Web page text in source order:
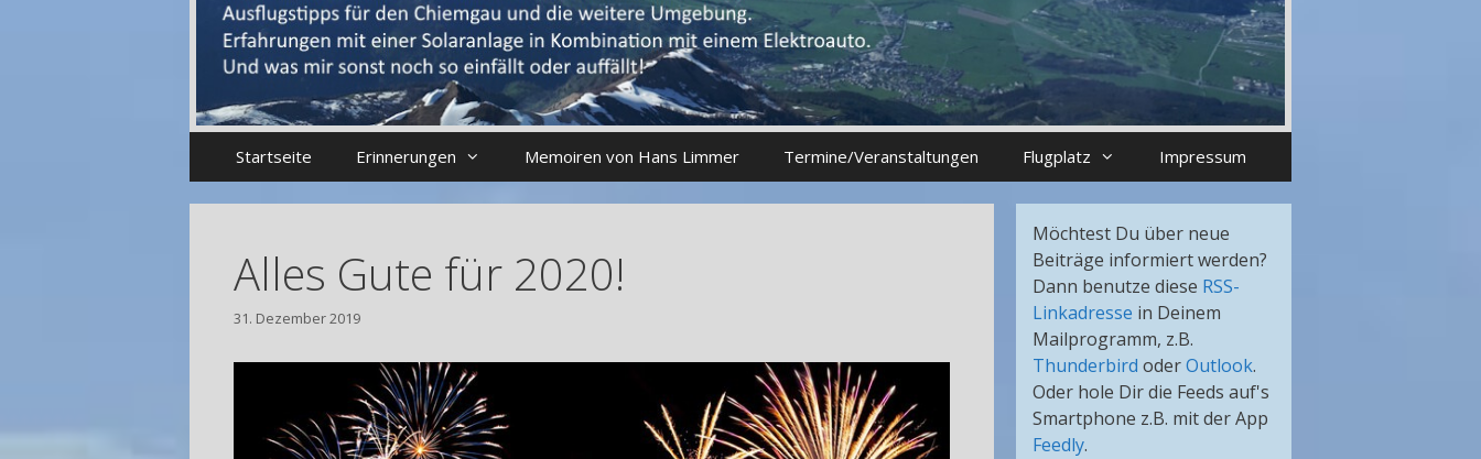
Startseite Erinnerungen Memoiren von Hans Limmer Termine/Veranstaltungen Flugplatz Impressum
Alles Gute für 2020!
31. Dezember 2019
Möchtest Du über neue
Beiträge informiert werden?
Dann benutze diese RSS-
Linkadresse in Deinem
Mailprogramm, z.B.
Thunderbird oderOutlook.
Oder hole Dir die Feeds auf's
Smartphone z.B. mit der App
Feedly.